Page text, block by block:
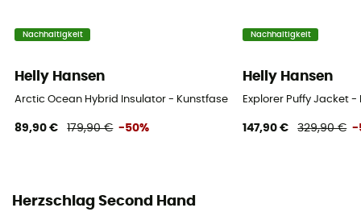
Nachhaltigkeit
Helly Hansen
Arctic Ocean Hybrid Insulator - Kunstfaserjacke - Herren
89,90 € 179,90 € -50%
Nachhaltigkeit
Helly Hansen
Explorer Puffy Jacket
147,90 € 329,90 € -
Herzschlag Second Hand